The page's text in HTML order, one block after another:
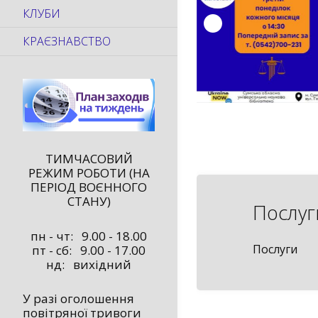
Послуги
КЛУБИ
КРАЄЗНАВСТВО
ТИМЧАСОВИЙ
РЕЖИМ РОБОТИ (НА
ПЕРІОД ВОЄННОГО
СТАНУ)
пн - чт: 9.00 - 18.00
пт - сб: 9.00 - 17.00
нд: вихідний
У разі оголошення
повітряної тривоги